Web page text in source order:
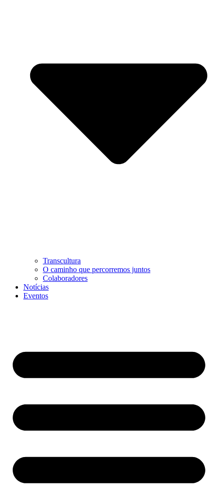
Transcultura
O caminho que percorremos juntos
Colaboradores
Notícias
Eventos